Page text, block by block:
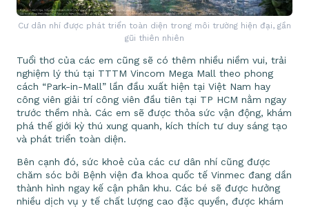
Cư dân nhí được phát triển toàn diện trong môi trường hiện đại, gần
gũi thiên nhiên
Tuổi thơ của các em cũng sẽ có thêm nhiều niềm vui, trải
nghiệm lý thú tại TTTM Vincom Mega Mall theo phong
cách “Park-in-Mall” lần đầu xuất hiện tại Việt Nam hay
công viên giải trí công viên đầu tiên tại TP HCM nằm ngay
trước thềm nhà. Các em sẽ được thỏa sức vận động, khám
phá thế giới kỳ thú xung quanh, kích thích tư duy sáng tạo
và phát triển toàn diện.
Bên cạnh đó, sức khoẻ của các cư dân nhí cũng được
chăm sóc bởi Bệnh viện đa khoa quốc tế Vinmec đang dần
thành hình ngay kế cận phân khu. Các bé sẽ được hưởng
nhiều dịch vụ y tế chất lượng cao đặc quyền, được khám